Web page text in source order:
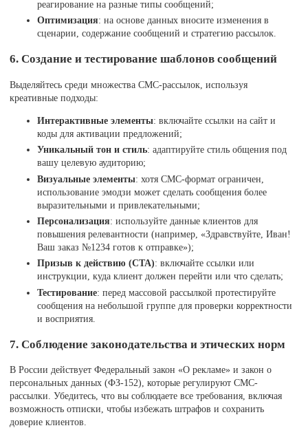
реагирование на разные типы сообщений;
Оптимизация: на основе данных вносите изменения в
сценарии, содержание сообщений и стратегию рассылок.
6. Создание и тестирование шаблонов сообщений
Выделяйтесь среди множества СМС-рассылок, используя
креативные подходы:
Интерактивные элементы: включайте ссылки на сайт и
коды для активации предложений;
Уникальный тон и стиль: адаптируйте стиль общения под
вашу целевую аудиторию;
Визуальные элементы: хотя СМС-формат ограничен,
использование эмодзи может сделать сообщения более
выразительными и привлекательными;
Персонализация: используйте данные клиентов для
повышения релевантности (например, «Здравствуйте, Иван!
Ваш заказ №1234 готов к отправке»);
Призыв к действию (CTA): включайте ссылки или
инструкции, куда клиент должен перейти или что сделать;
Тестирование: перед массовой рассылкой протестируйте
сообщения на небольшой группе для проверки корректности
и восприятия.
7. Соблюдение законодательства и этических норм
В России действует Федеральный закон «О рекламе» и закон о
персональных данных (ФЗ-152), которые регулируют СМС-
рассылки. Убедитесь, что вы соблюдаете все требования, включая
возможность отписки, чтобы избежать штрафов и сохранить
доверие клиентов.